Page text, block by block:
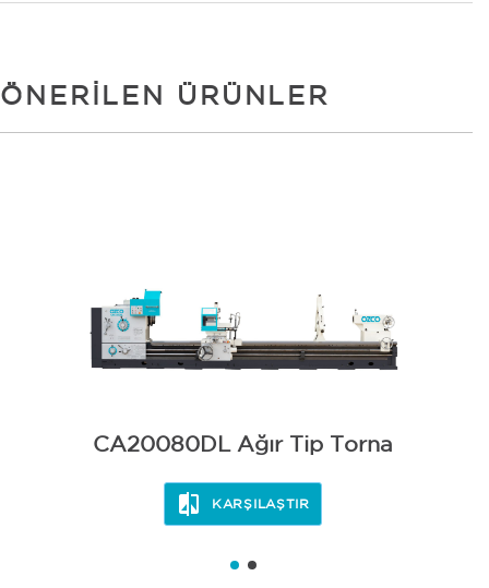
ÖNERILEN ÜRÜNLER
CA20080DL Ağır Tip Torna
KARŞILAŞTIR